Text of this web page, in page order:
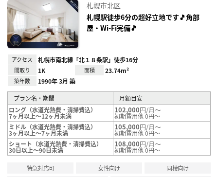
録
札幌市北区
札幌駅徒歩6分の超好立地です🎵角部
屋・Wi-Fi完備🎵
アクセス 札幌市南北線「北１８条駅」徒歩16分
間取り 1K 面積 23.74m²
築年数 1990年 3月 築
プラン名・期間
月額目安
ロング（水道光熱費・清掃費込）
7ヶ月以上～12ヶ月未満
102,000円/月～
初期費用他 0円～
ミドル（水道光熱費・清掃費込）
3ヶ月以上～7ヶ月未満
105,000円/月～
初期費用他 0円～
ショート（水道光熱費・清掃費込）
30日以上～90日未満
108,000円/月～
初期費用他 0円～
特急対応可 女性向け
同棲向け